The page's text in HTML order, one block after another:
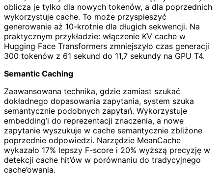
oblicza je tylko dla nowych tokenów, a dla poprzednich
wykorzystuje cache. To może przyspieszyć
generowanie aż 10-krotnie dla długich sekwencji. Na
praktycznym przykładzie: włączenie KV cache w
Hugging Face Transformers zmniejszyło czas generacji
300 tokenów z 61 sekund do 11,7 sekundy na GPU T4.
Semantic Caching
Zaawansowana technika, gdzie zamiast szukać
dokładnego dopasowania zapytania, system szuka
semantycznie podobnych zapytań. Wykorzystuje
embedding’i do reprezentacji znaczenia, a nowe
zapytanie wyszukuje w cache semantycznie zbliżone
poprzednie odpowiedzi. Narzędzie MeanCache
wykazało 17% lepszy F-score i 20% wyższą precyzję w
detekcji cache hit’ów w porównaniu do tradycyjnego
cache’owania.